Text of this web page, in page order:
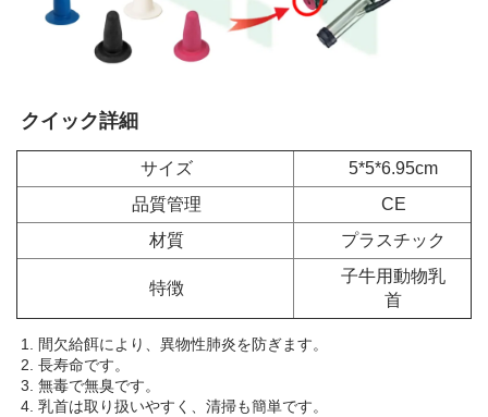
クイック詳細
サイズ
5*5*6.95cm
品質管理
CE
材質
プラスチック
特徴
子牛用動物乳
首
1. 間欠給餌により、異物性肺炎を防ぎます。
2. 長寿命です。
3. 無毒で無臭です。
4. 乳首は取り扱いやすく、清掃も簡単です。